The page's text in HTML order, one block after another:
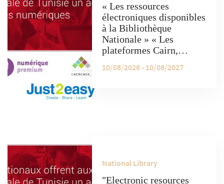
« Les ressources
électroniques disponibles
à la Bibliothèque
Nationale » « Les
plateformes Cairn,
Manhal et Ebsco offrent
10/08/2026 - 10/08/2027
National Library
"Electronic resources